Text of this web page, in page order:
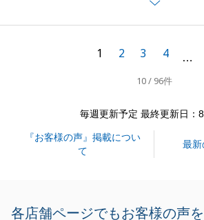
また、E様のご協力のおかげで、ご
リフォーム業者の不手際、対応につ
惑をおかけしましたことお詫び申し
いたします。
1 2 3 4 …
10 / 96件
毎週更新予定 最終更新日：
『お客様の声』掲載につい
て
最新
各店舗ページでもお客様の声